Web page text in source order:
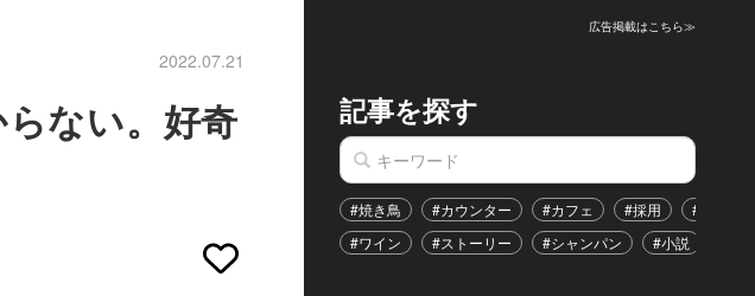
2022.07.21
ない。好奇
広告掲載はこちら≫
記事を探す
#焼き鳥 #カウンター #カフェ #採用
#恋愛
#ワイン
#ストーリー #シャンパン #小説